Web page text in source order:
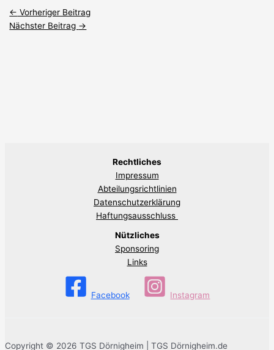
← Vorheriger Beitrag
Nächster Beitrag →
Rechtliches
Impressum
Abteilungsrichtlinien
Datenschutzerklärung
Haftungsausschluss
Nützliches
Sponsoring
Links
Facebook Instagram
Copyright © 2026 TGS Dörnigheim | TGS Dörnigheim.de